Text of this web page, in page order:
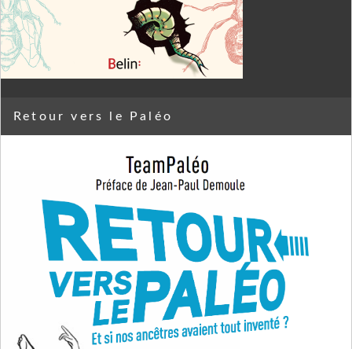
Retour vers le Paléo